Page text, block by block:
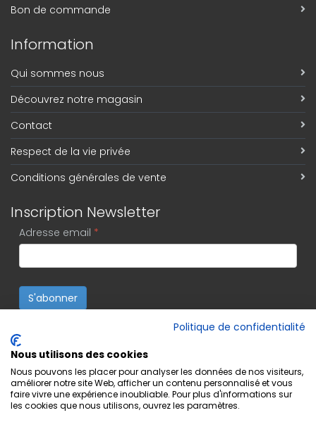
Bon de commande
Information
Qui sommes nous
Découvrez notre magasin
Contact
Respect de la vie privée
Conditions générales de vente
Inscription Newsletter
Adresse email *
S'abonner
Politique de confidentialité
Nous utilisons des cookies
Nous pouvons les placer pour analyser les données de nos visiteurs,
améliorer notre site Web, afficher un contenu personnalisé et vous
faire vivre une expérience inoubliable. Pour plus d'informations sur
les cookies que nous utilisons, ouvrez les paramètres.